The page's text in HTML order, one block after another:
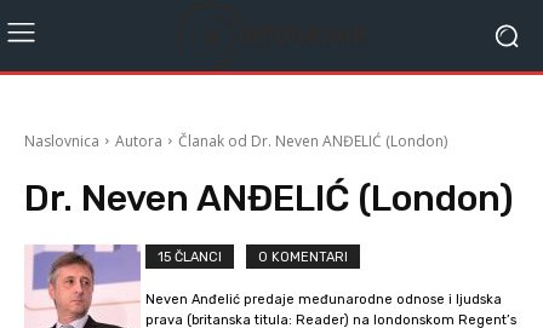
Naslovnica Autora Članak od Dr. Neven ANĐELIĆ (London)
Dr. Neven ANĐELIĆ (London)
15 ČLANCI 0 KOMENTARI
Neven Anđelić predaje međunarodne odnose i ljudska
prava (britanska titula: Reader) na londonskom Regent’s